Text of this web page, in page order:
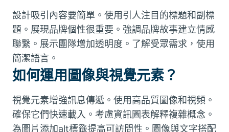
設計吸引內容要簡單。使用引人注目的標題和副標
題。展現品牌個性很重要。強調品牌故事建立情感
聯繫。展示團隊增加透明度。了解受眾需求，使用
簡潔語言。
如何運用圖像與視覺元素？
視覺元素增強訊息傳遞。使用高品質圖像和視頻。
確保它們快速載入。考慮資訊圖表解釋複雜概念。
為圖片添加alt標籤提高可訪問性。圖像與文字搭配